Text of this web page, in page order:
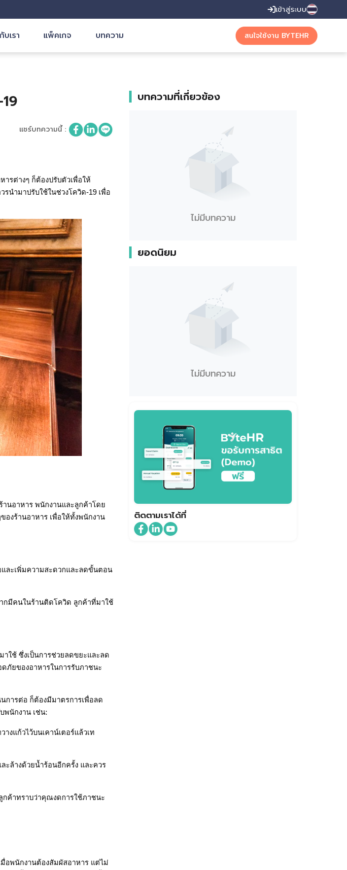
เข้าสู่ระบบ
English
Thai
บเรา แพ็คเกจ บทความ สนใจใช้งาน BYTEHR
แชร์บทความนี้:
รต่างๆ ก็ต้องปรับตัวเพื่อให้
นำมาปรับใช้ในช่วงโควิด-19 เพื่อ
นอาหาร พนักงานและลูกค้าโดย
องร้านอาหาร เพื่อให้ทั้งพนักงาน
และเพิ่มความสะดวกและลดขั้นตอน
กมีคนในร้านติดโควิด ลูกค้าที่มาใช้
าใช้ ซึ่งเป็นการช่วยลดขยะและลด
ภัยของอาหารในการรับภาชนะ
การต่อ ก็ต้องมีมาตรการเพื่อลด
พนักงาน เช่น:
งแก้วไว้บนเคาน์เตอร์แล้วเท
ล้างด้วยน้ำร้อนอีกครั้ง และควร
ค้าทราบว่าคุณงดการใช้ภาชนะ
อพนักงานต้องสัมผัสอาหาร แต่ไม่
บทความที่เกี่ยวข้อง
ไม่มีบทความ
ยอดนิยม
ไม่มีบทความ
ติดตามเราได้ที่